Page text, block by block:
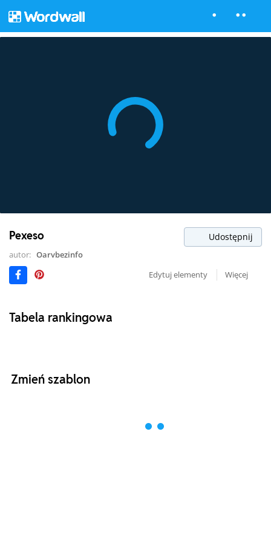
Pexeso Udostępnij
autor: Oarvbezinfo
Edytuj elementy
Więcej
Tabela rankingowa
Zmień szablon